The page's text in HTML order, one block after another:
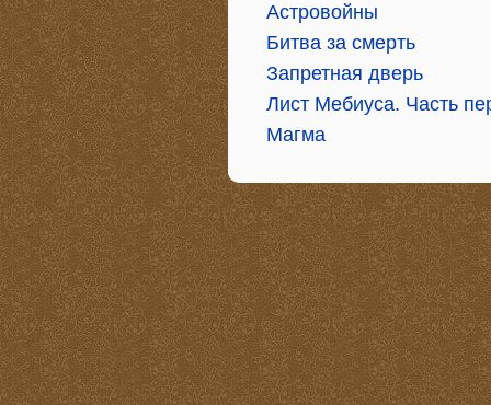
Астровойны
Битва за смерть
Запретная дверь
Лист Мебиуса. Часть
Магма